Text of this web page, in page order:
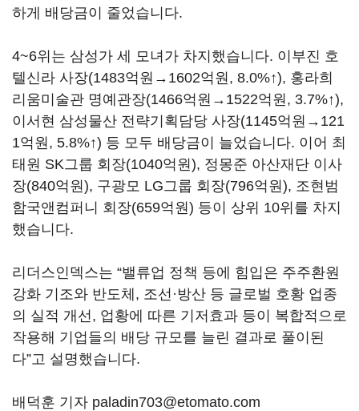
하게 배당금이 줄었습니다.
4~6위는 삼성가 세 모녀가 차지했습니다. 이부진 호
텔신라 사장(1483억원 → 1602억원 , 8.0%↑), 홍라희
리움미술관 명예관장(1466억원 → 1522억원 , 3.7%↑),
이서현 삼성물산 전략기획담당 사장(1145억원 → 121
1억원 , 5.8%↑) 등 모두 배당금이 늘었습니다. 이어 최
태원 SK그룹 회장(1040억원), 정몽준 아산재단 이사
장(840억원), 구광모 LG그룹 회장(796억원), 조현범
함국앤컴퍼니 회장(659억원) 등이 상위 10위를 차지
했습니다.
리더스인덱스는 “밸류업 정책 등에 힘입은 주주환원
강화 기조와 반도체 , 조선·방산 등 글로벌 호황 업종
의 실적 개선, 업황에 따른 기저효과 등이 복합적으로
작용해 기업들의 배당 규모를 늘린 결과로 풀이된
다”고 설명했습니다.
배덕훈 기자 paladin703@etomato.com